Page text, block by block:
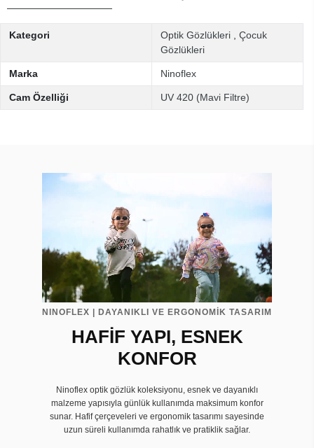
Kategori Optik Gözlükleri
Çocuk
Gözlükleri
Marka Ninoflex
Cam Özelliği UV 420 (Mavi Filtre)
NINOFLEX | DAYANIKLI VE ERGONOMİK TASARIM
HAFİF YAPI, ESNEK
KONFOR
Ninoflex optik gözlük koleksiyonu, esnek ve dayanıklı
malzeme yapısıyla günlük kullanımda maksimum konfor
sunar. Hafif çerçeveleri ve ergonomik tasarımı sayesinde
uzun süreli kullanımda rahatlık ve pratiklik sağlar.